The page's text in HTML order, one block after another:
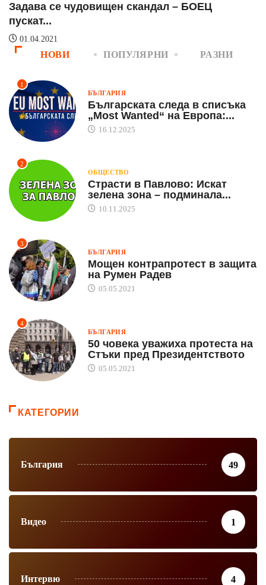
Задава се чудовищен скандал – БОЕЦ
пускат...
01.04.2021
НОВИ ПОПУЛЯРНИ РАЗНИ
1
БЪЛГАРИЯ
Българската следа в списъка
„Most Wanted“ на Европа:...
16.12.2025
2
ОБЩЕСТВО
Страсти в Павлово: Искат
зелена зона – подминала...
10.11.2025
3
БЪЛГАРИЯ
Мощен контрапротест в защита
на Румен Радев
05.05.2021
4
БЪЛГАРИЯ
50 човека уважиха протеста на
Стъки пред Президентството
05.05.2021
КАТЕГОРИИ
България 49
Видео 1
Интервю 4